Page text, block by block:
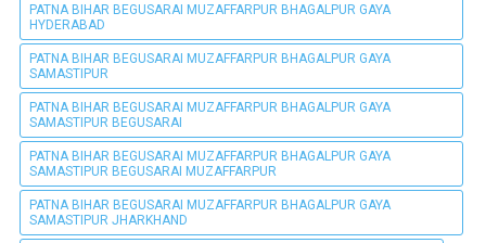
PATNA BIHAR BEGUSARAI MUZAFFARPUR BHAGALPUR GAYA
HYDERABAD
PATNA BIHAR BEGUSARAI MUZAFFARPUR BHAGALPUR GAYA
SAMASTIPUR
PATNA BIHAR BEGUSARAI MUZAFFARPUR BHAGALPUR GAYA
SAMASTIPUR BEGUSARAI
PATNA BIHAR BEGUSARAI MUZAFFARPUR BHAGALPUR GAYA
SAMASTIPUR BEGUSARAI MUZAFFARPUR
PATNA BIHAR BEGUSARAI MUZAFFARPUR BHAGALPUR GAYA
SAMASTIPUR JHARKHAND